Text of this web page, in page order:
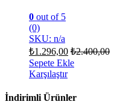
0 out of 5
(0)
SKU: n/a
₺1.296,00 ₺2.400,00
Sepete Ekle
Karşılaştır
İndirimli Ürünler